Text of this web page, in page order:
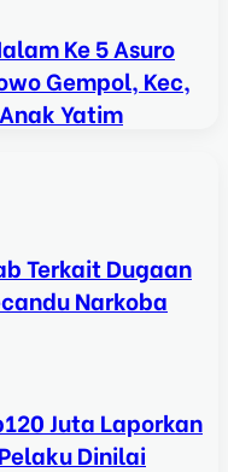
Ke 5 Asuro
Gempol, Kec,
Yatim
Terkait Dugaan
Narkoba
Juta Laporkan
Dinilai